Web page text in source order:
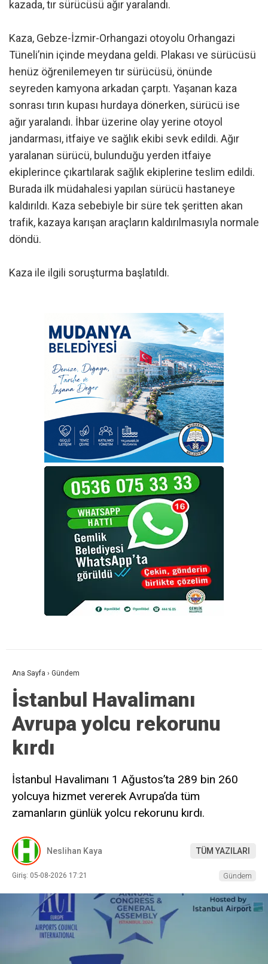
kazada, tır sürücüsü ağır yaralandı.
Kaza, Gebze-İzmir-Orhangazi otoyolu Orhangazi
Tüneli’nin içinde meydana geldi. Plakası ve sürücüsü
henüz öğrenilemeyen tır sürücüsü, önünde
seyreden kamyona arkadan çarptı. Yaşanan kaza
sonrası tırın kupası hurdaya dönerken, sürücü ise
ağır yaralandı. İhbar üzerine olay yerine otoyol
jandarması, itfaiye ve sağlık ekibi sevk edildi. Ağır
yaralanan sürücü, bulunduğu yerden itfaiye
ekiplerince çıkartılarak sağlık ekiplerine teslim edildi.
Burada ilk müdahalesi yapılan sürücü hastaneye
kaldırıldı. Kaza sebebiyle bir süre tek şeritten akan
trafik, kazaya karışan araçların kaldırılmasıyla normale
döndü.
Kaza ile ilgili soruşturma başlatıldı.
Ana Sayfa › Gündem
İstanbul Havalimanı
Avrupa yolcu rekorunu
kırdı
İstanbul Havalimanı 1 Ağustos’ta 289 bin 260
yolcuya hizmet vererek Avrupa’da tüm
zamanların günlük yolcu rekorunu kırdı.
Neslihan Kaya TÜM YAZILARI
Giriş: 05-08-2026 17:21 Gündem